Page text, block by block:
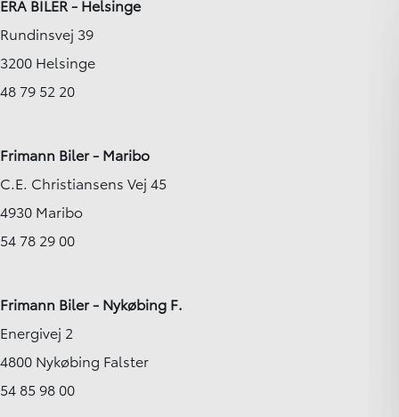
ERA BILER - Helsinge
Rundinsvej 39
3200 Helsinge
48 79 52 20
Frimann Biler - Maribo
C.E. Christiansens Vej 45
4930 Maribo
54 78 29 00
Frimann Biler - Nykøbing F.
Energivej 2
4800 Nykøbing Falster
54 85 98 00